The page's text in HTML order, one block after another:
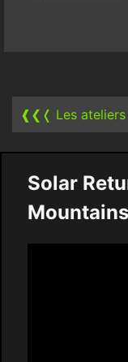
navigation
❰❮❬ Les
Solar
Mountains